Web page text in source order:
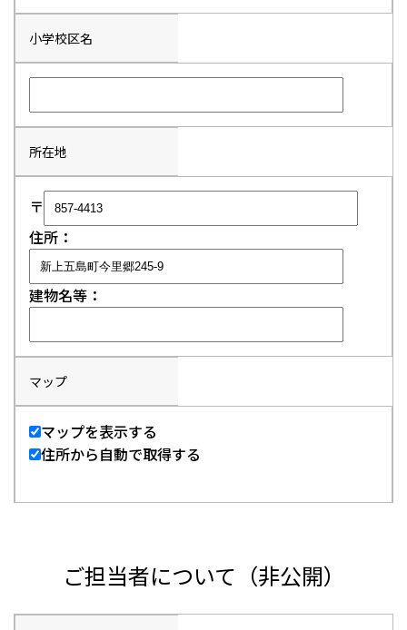
小学校区名
所在地
〒
住所：
建物名等：
マップ
マップを表示する
住所から自動で取得する
ご担当者について（非公開）